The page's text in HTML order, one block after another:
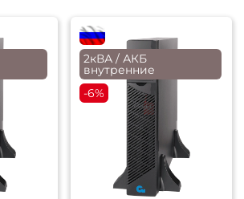
flagRU
2кВА / АКБ
внутренние
-6%